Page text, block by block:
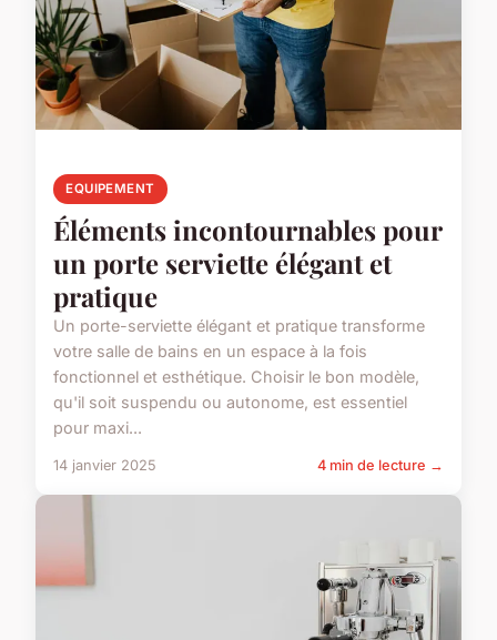
EQUIPEMENT
Éléments incontournables pour
un porte serviette élégant et
pratique
Un porte-serviette élégant et pratique transforme
votre salle de bains en un espace à la fois
fonctionnel et esthétique. Choisir le bon modèle,
qu'il soit suspendu ou autonome, est essentiel
pour maxi...
14 janvier 2025 4 min de lecture →